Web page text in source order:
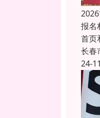
报名
首页
长春
24-